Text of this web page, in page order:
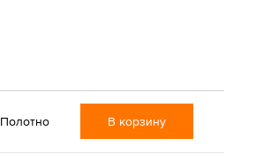
Полотно В корзину